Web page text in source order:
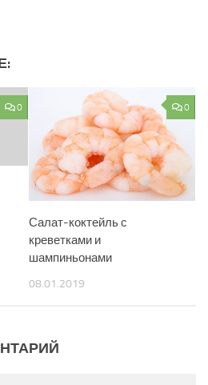
0 0
Салат-коктейль с
креветками и
шампиньонами
08.01.2019